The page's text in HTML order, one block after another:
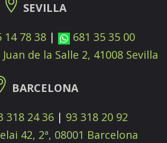
SEVILLA
14 78 38 |
681 35 35 00
de la Salle 2, 41008 Sevilla
BARCELONA
318 24 36| 93 318 20 92
42, 2ª, 08001 Barcelona